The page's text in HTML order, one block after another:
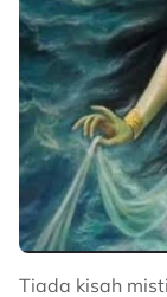
Tiada kisah